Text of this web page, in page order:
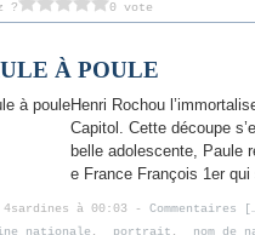
?
0 vote
À POULE
Henri Rochou
Capitol. Cette découpe
belle adolescente, Paule
e France François 1er
4sardines à 00:03 - Commentaires [
nationale , portrait , nom de